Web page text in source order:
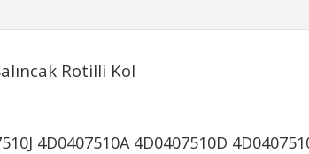
Rotilli Kol
4D0407510A 4D0407510D